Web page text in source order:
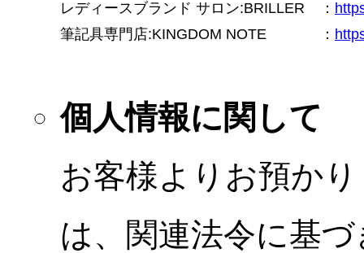
レディースブランド サロン:BRILLER
：
筆記具専門店:KINGDOM NOTE
：
個人情報に関して
お客様よりお預か
は、関連法令に基